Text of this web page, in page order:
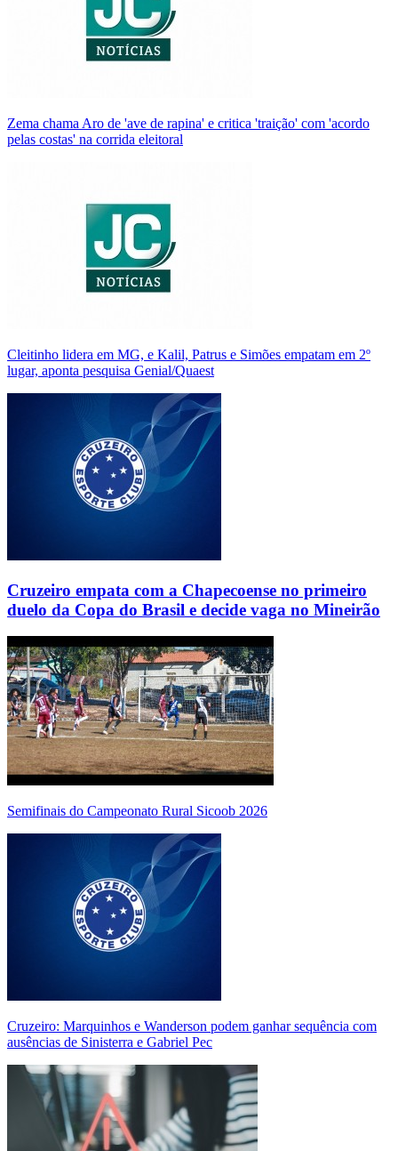
Zema chama Aro de 'ave de rapina' e critica 'traição' com 'acordo
pelas costas' na corrida eleitoral
Cleitinho lidera em MG, e Kalil, Patrus e Simões empatam em 2º
lugar, aponta pesquisa Genial/Quaest
Cruzeiro empata com a Chapecoense no primeiro
duelo da Copa do Brasil e decide vaga no Mineirão
Semifinais do Campeonato Rural Sicoob 2026
Cruzeiro: Marquinhos e Wanderson podem ganhar sequência com
ausências de Sinisterra e Gabriel Pec